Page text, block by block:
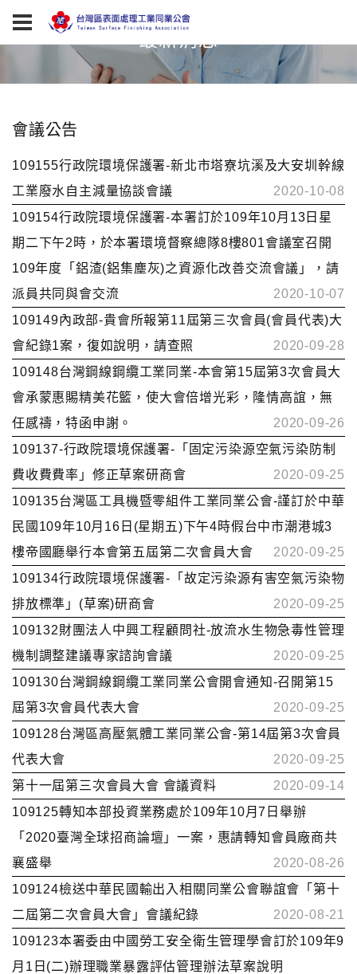
最新消息
會議公告
109155行政院環境保護署-新北市塔寮坑溪及大安圳幹線
工業廢水自主減量協談會議
2020-10-08
109154行政院環境保護署-本署訂於109年10月13日星
期二下午2時，於本署環境督察總隊8樓801會議室召開
109年度「鋁渣(鋁集塵灰)之資源化改善交流會議」，請
派員共同與會交流
2020-10-07
109149內政部-貴會所報第11屆第三次會員(會員代表)大
會紀錄1案，復如說明，請查照
2020-09-28
109148台灣鋼線鋼纜工業同業-本會第15屆第3次會員大
會承蒙惠賜精美花籃，使大會倍增光彩，隆情高誼，無
任感禱，特函申謝。
2020-09-26
109137-行政院環境保護署-「固定污染源空氣污染防制
費收費費率」修正草案研商會
2020-09-25
109135台灣區工具機暨零組件工業同業公會-謹訂於中華
民國109年10月16日(星期五)下午4時假台中市潮港城3
樓帝國廳舉行本會第五屆第二次會員大會
2020-09-25
109134行政院環境保護署-「故定污染源有害空氣污染物
排放標準」(草案)研商會
2020-09-25
109132財團法人中興工程顧問社-放流水生物急毒性管理
機制調整建議專家諮詢會議
2020-09-25
109130台灣鋼線鋼纜工業同業公會開會通知-召開第15
屆第3次會員代表大會
2020-09-25
109128台灣區高壓氣體工業同業公會-第14屆第3次會員
代表大會
2020-09-25
第十一屆第三次會員大會 會議資料
2020-09-14
109125轉知本部投資業務處於109年10月7日舉辦
「2020臺灣全球招商論壇」一案，惠請轉知會員廠商共
襄盛舉
2020-08-26
109124檢送中華民國輸出入相關同業公會聯誼會「第十
二屆第二次會員大會」會議紀錄
2020-08-21
109123本署委由中國勞工安全衛生管理學會訂於109年9
月1日(二)辦理職業暴露評估管理辦法草案說明